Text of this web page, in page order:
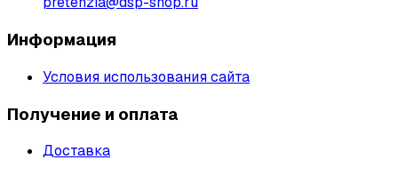
Информация
Условия использования сайта
Получение и оплата
Доставка